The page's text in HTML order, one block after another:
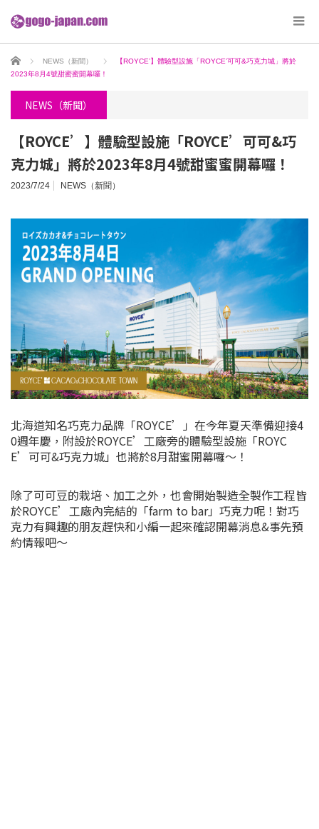
ホーム NEWS（新聞）
【ROYCE’】體驗型設施「ROYCE’可可&巧克力城」將於
2023年8月4號甜蜜蜜開幕囉！
NEWS（新聞）
【ROYCE’】體驗型設施「ROYCE’可可&巧
克力城」將於2023年8月4號甜蜜蜜開幕囉！
2023/7/24 NEWS（新聞）
北海道知名巧克力品牌「ROYCE’」在今年夏天準備迎接4
0週年慶，附設於ROYCE’工廠旁的體驗型設施「ROYC
E’可可&巧克力城」也將於8月甜蜜開幕囉～！
除了可可豆的栽培、加工之外，也會開始製造全製作工程皆
於ROYCE’工廠內完結的「farm to bar」巧克力呢！對巧
克力有興趣的朋友趕快和小編一起來確認開幕消息&事先預
約情報吧～